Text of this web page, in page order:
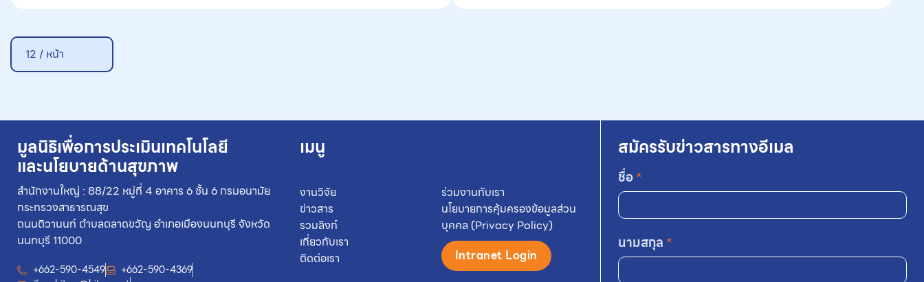
12 / หน้า
มูลนิธิเพื่อการประเมินเทคโนโลยี
และนโยบายด้านสุขภาพ
สำนักงานใหญ่ : 88/22 หมู่ที่ 4 อาคาร 6 ชั้น 6 กรมอนามัย
กระทรวงสาธารณสุข
ถนนติวานนท์ ตำบลตลาดขวัญ อำเภอเมืองนนทบุรี จังหวัด
นนทบุรี 11000
+662-590-4549
+662-590-4369
เมนู
งานวิจัย
ข่าวสาร
รวมลิงก์
เกี่ยวกับเรา
ติดต่อเรา
ร่วมงานกับเรา
นโยบายการคุ้มครองข้อมูลส่วน
บุคคล (Privacy Policy)
Intranet Login
สมัครรับข่าวสารทางอีเมล
ชื่อ*
นามสกุล *